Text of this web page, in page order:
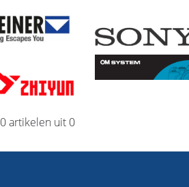
0 artikelen uit 0